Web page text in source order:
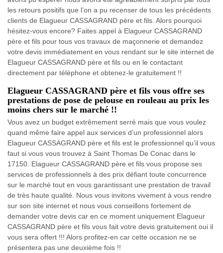
les retours positifs que l’on a pu recenser de tous les précédents
clients de Elagueur CASSAGRAND père et fils. Alors pourquoi
hésitez-vous encore? Faites appel à Elagueur CASSAGRAND
père et fils pour tous vos travaux de maçonnerie et demandez
votre devis immédiatement en vous rendant sur le site internet de
Elagueur CASSAGRAND père et fils ou en le contactant
directement par téléphone et obtenez-le gratuitement !!
Elagueur CASSAGRAND père et fils vous offre ses
prestations de pose de pelouse en rouleau au prix les
moins chers sur le marché !!
Vous avez un budget extrêmement serré mais que vous voulez
quand même faire appel aux services d’un professionnel alors
Elagueur CASSAGRAND père et fils est le professionnel qu’il vous
faut si vous vous trouvez à Saint Thomas De Conac dans le
17150. Elagueur CASSAGRAND père et fils vous propose ses
services de professionnels à des prix défiant toute concurrence
sur le marché tout en vous garantissant une prestation de travail
de très haute qualité. Nous vous invitons vivement à vous rendre
sur son site internet et nous vous conseillons fortement de
demander votre devis car en ce moment uniquement Elagueur
CASSAGRAND père et fils vous fait votre devis gratuitement oui il
vous sera offert !!! Alors profitez-en car cette occasion ne se
présentera pas une deuxième fois !!